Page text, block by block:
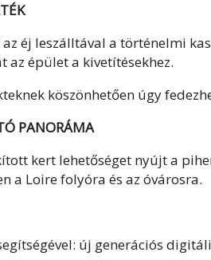
éj leszálltával a történelmi
az épület a kivetítésekhez.
köszönhetően úgy
PANORÁMA
kert lehetőséget nyújt a
a Loire folyóra és az óvárosra.
új generációs